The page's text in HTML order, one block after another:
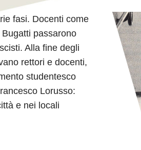
fasi. Docenti come
passarono
Alla fine degli
rettori e docenti,
studentesco
Lorusso:
e nei locali